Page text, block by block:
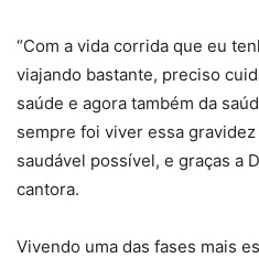
“Com a vida corrida que eu
viajando bastante, preciso
saúde e agora também da
sempre foi viver essa
saudável possível, e graças a
cantora.
Vivendo uma das fases mais